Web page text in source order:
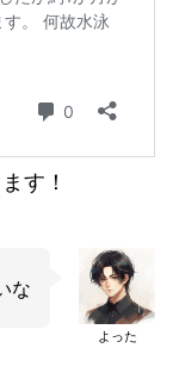
す！
よった
な